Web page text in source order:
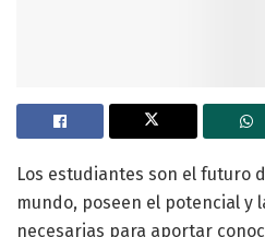
Los estudiantes son el futuro
mundo, poseen el potencial y
necesarias para aportar